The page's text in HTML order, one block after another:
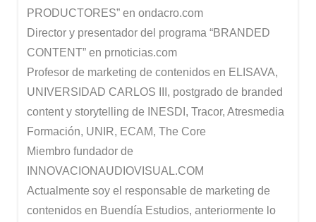
PRODUCTORES” en ondacro.com
Director y presentador del programa “BRANDED
CONTENT” en prnoticias.com
Profesor de marketing de contenidos en ELISAVA,
UNIVERSIDAD CARLOS III, postgrado de branded
content y storytelling de INESDI, Tracor, Atresmedia
Formación, UNIR, ECAM, The Core
Miembro fundador de
INNOVACIONAUDIOVISUAL.COM
Actualmente soy el responsable de marketing de
contenidos en Buendía Estudios, anteriormente lo